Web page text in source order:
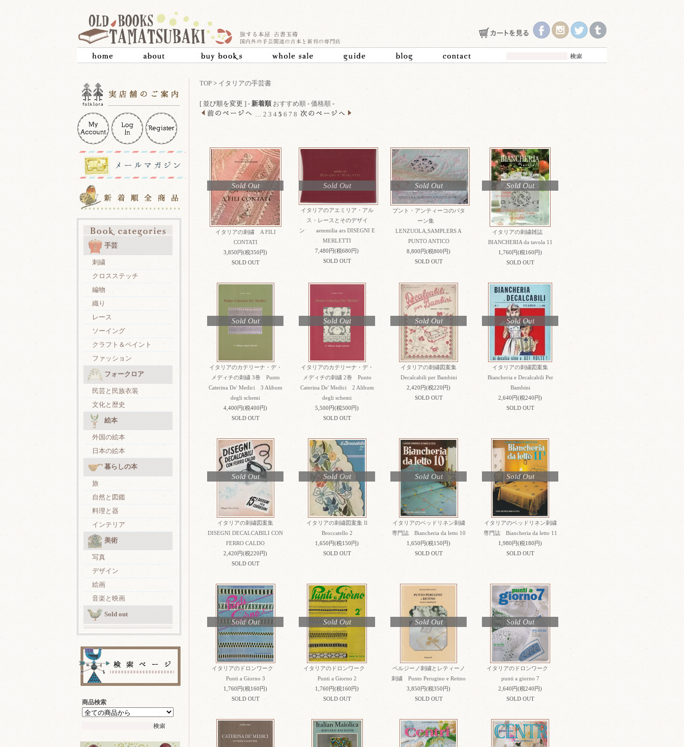
手芸
刺繍
クロスステッチ
編物
織り
レース
ソーイング
クラフト＆ペイント
ファッション
フォークロア
民芸と民族衣装
文化と歴史
絵本
外国の絵本
日本の絵本
暮らしの本
旅
自然と図鑑
料理と器
インテリア
美術
写真
デザイン
絵画
音楽と映画
Sold out
商品検索
TOP > イタリアの手芸書
[ 並び順を変更 ] - 新着順 おすすめ順 - 価格順 -
2 3 4 5 6 7 8
Sold Out
イタリアの刺繍 A FILI
CONTATI
3,850円(税350円)
SOLD OUT
Sold Out
イタリアのアエミリア・アル
ス・レースとそのデザイ
ン aemmilia ars DISEGNI E
MERLETTI
7,480円(税680円)
SOLD OUT
Sold Out
プント・アンティーコのパタ
ーン集
LENZUOLA,SAMPLERS A
PUNTO ANTICO
8,800円(税800円)
SOLD OUT
Sold Out
イタリアの刺繍雑誌
BIANCHERIA da tavola 11
1,760円(税160円)
SOLD OUT
Sold Out
イタリアのカテリーナ・デ・
メディチの刺繍 3巻 Punto
Caterina De' Medici 3 Alibum
degli schemi
4,400円(税400円)
SOLD OUT
Sold Out
イタリアのカテリーナ・デ・
メディチの刺繍 2巻 Punto
Caterina De' Medici 2 Alibum
degli schemi
5,500円(税500円)
SOLD OUT
Sold Out
イタリアの刺繍図案集
Decalcabili per Bambini
2,420円(税220円)
SOLD OUT
Sold Out
イタリアの刺繍図案集
Biancheria e Decalcabili Per
Bambini
2,640円(税240円)
SOLD OUT
Sold Out
イタリアの刺繍図案集
DISEGNI DECALCABILI CON
FERRO CALDO
2,420円(税220円)
SOLD OUT
Sold Out
イタリアの刺繍図案集 Il
Broccatello 2
1,650円(税150円)
SOLD OUT
Sold Out
イタリアのベッドリネン刺繍
専門誌 Biancheria da letto 10
1,650円(税150円)
SOLD OUT
Sold Out
イタリアのベッドリネン刺繍
専門誌 Biancheria da letto 11
1,980円(税180円)
SOLD OUT
Sold Out
イタリアのドロンワーク
Punti a Giorno 3
1,760円(税160円)
SOLD OUT
Sold Out
イタリアのドロンワーク
Punti a Giorno 2
1,760円(税160円)
SOLD OUT
Sold Out
ペルジーノ刺繍とレティーノ
刺繍 Punto Perugino e Retino
3,850円(税350円)
SOLD OUT
Sold Out
イタリアのドロンワーク
punti a giorno 7
2,640円(税240円)
SOLD OUT